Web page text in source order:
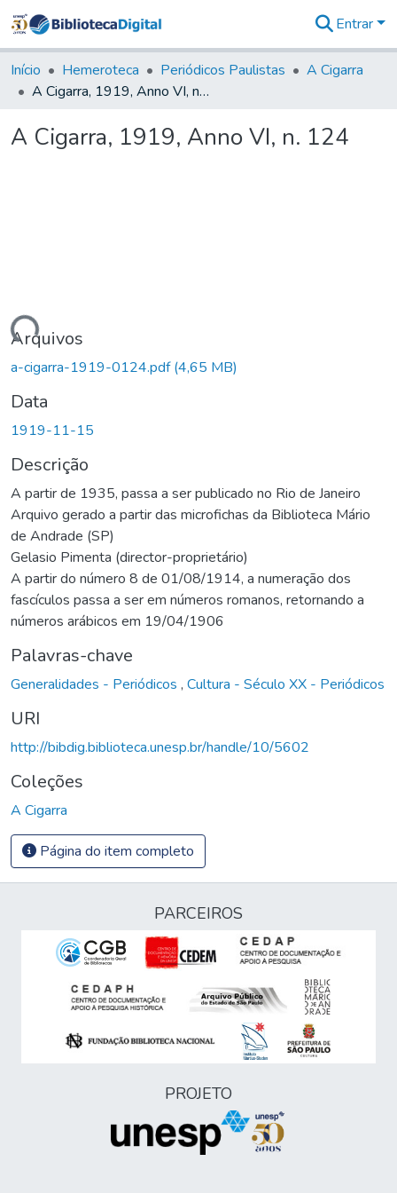
&
Coleções
Tudo na
Digital
Entrar
Início Hemeroteca Periódicos Paulistas
A Cigarra
A Cigarra, 1919, Anno VI, n. 124
A Cigarra, 1919, Anno VI, n. 124
Arquivos
a-cigarra-1919-0124.pdf(4,65 MB)
Data
1919-11-15
Descrição
A partir de 1935, passa a ser publicado no Rio de Janeiro
Arquivo gerado a partir das microfichas da Biblioteca Mário
de Andrade (SP)
Gelasio Pimenta (director-proprietário)
A partir do número 8 de 01/08/1914, a numeração dos
fascículos passa a ser em números romanos, retornando a
números arábicos em 19/04/1906
Palavras-chave
Generalidades - Periódicos , Cultura - Século XX - Periódicos
URI
http://bibdig.biblioteca.unesp.br/handle/10/5602
Coleções
A Cigarra
Página do item completo
PARCEIROS
PROJETO